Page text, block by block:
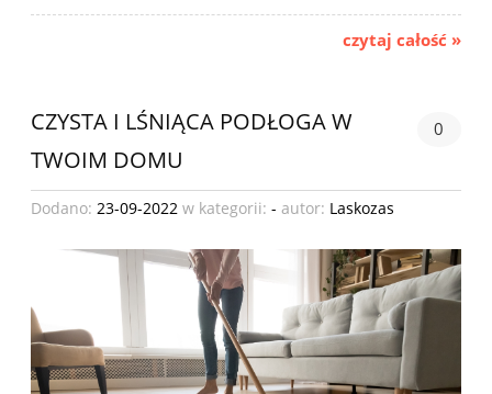
czytaj całość »
CZYSTA I LŚNIĄCA PODŁOGA W
TWOIM DOMU
0
Dodano: 23-09-2022 w kategorii: - autor: Laskozas